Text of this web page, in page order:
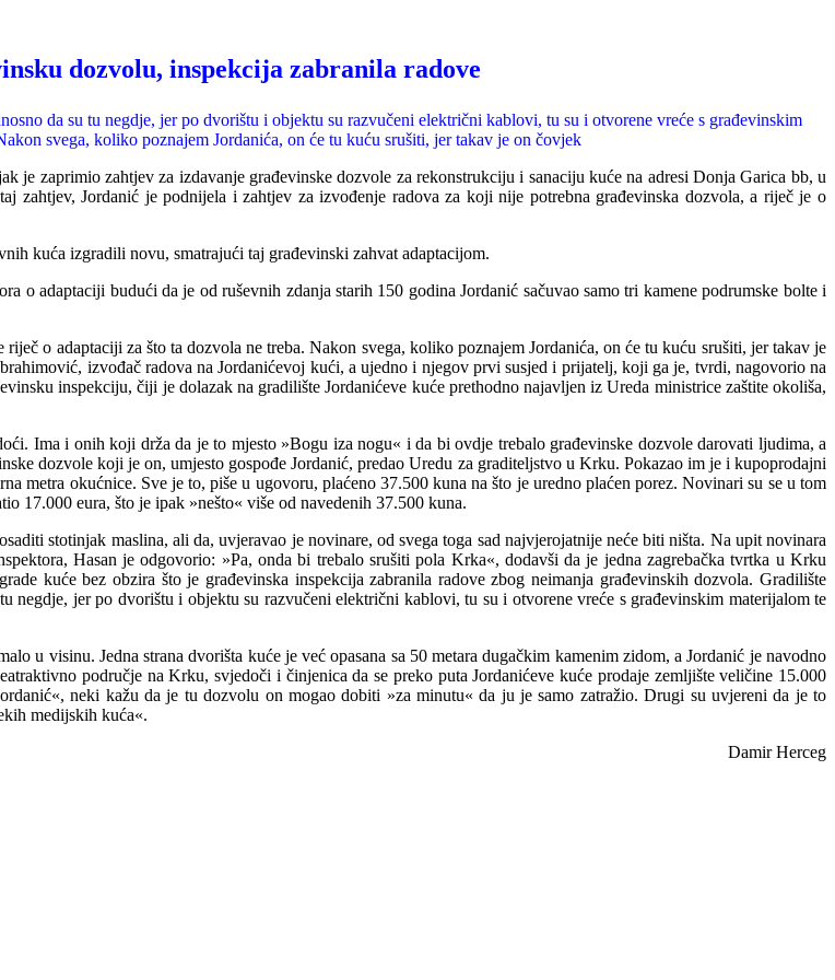
dozvolu, inspekcija zabranila radove
da su tu negdje, jer po dvorištu i objektu su razvučeni električni kablovi, tu su i otvorene vreće s građevinskim
svega, koliko poznajem Jordanića, on će tu kuću srušiti, jer takav je on čovjek
zaprimio zahtjev za izdavanje građevinske dozvole za rekonstrukciju i sanaciju kuće na adresi Donja Garica bb, u
zahtjev, Jordanić je podnijela i zahtjev za izvođenje radova za koji nije potrebna građevinska dozvola, a riječ je o
kuća izgradili novu, smatrajući taj građevinski zahvat adaptacijom.
adaptaciji budući da je od ruševnih zdanja starih 150 godina Jordanić sačuvao samo tri kamene podrumske bolte i
o adaptaciji za što ta dozvola ne treba. Nakon svega, koliko poznajem Jordanića, on će tu kuću srušiti, jer takav je
izvođač radova na Jordanićevoj kući, a ujedno i njegov prvi susjed i prijatelj, koji ga je, tvrdi, nagovorio na
inspekciju, čiji je dolazak na gradilište Jordanićeve kuće prethodno najavljen iz Ureda ministrice zaštiteokoliša,
Ima i onih koji drža da je to mjesto »Bogu iza nogu« i da bi ovdje trebalo građevinske dozvole darovati ljudima, a
dozvole koji je on, umjesto gospođe Jordanić, predao Uredu za graditeljstvo u Krku. Pokazao im je i kupoprodajni
metra okućnice. Sve je to, piše u ugovoru, plaćeno 37.500 kuna na što je uredno plaćen porez. Novinari su se u tom
17.000 eura, što je ipak »nešto« više od navedenih 37.500 kuna.
stotinjak maslina, ali da, uvjeravao je novinare, od svega toga sad najvjerojatnije neće biti ništa. Na upit novinara
Hasan je odgovorio: »Pa, onda bi trebalo srušiti pola Krka«, dodavši da je jedna zagrebačka tvrtka u Krku
kuće bez obzira što je građevinska inspekcija zabranila radove zbog neimanja građevinskih dozvola. Gradilište
negdje, jer po dvorištu i objektu su razvučeni električni kablovi, tu su i otvorene vreće s građevinskim materijalom te
u visinu. Jedna strana dvorišta kuće je već opasana sa 50 metara dugačkim kamenim zidom, a Jordanić je navodno
područje na Krku, svjedoči i činjenica da se preko puta Jordanićeve kuće prodaje zemljište veličine 15.000
neki kažu da je tu dozvolu on mogao dobiti »za minutu« da ju je samo zatražio. Drugi su uvjereni da je to
medijskih kuća«.
Damir Herceg